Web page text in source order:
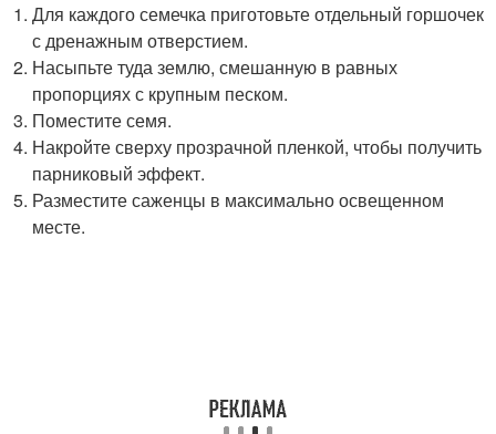
Для каждого семечка приготовьте отдельный горшочек
с дренажным отверстием.
Насыпьте туда землю, смешанную в равных
пропорциях с крупным песком.
Поместите семя.
Накройте сверху прозрачной пленкой, чтобы получить
парниковый эффект.
Разместите саженцы в максимально освещенном
месте.